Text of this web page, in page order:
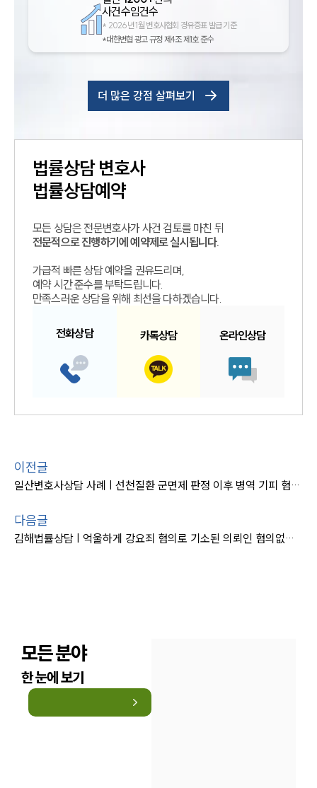
사건수임건수
* 2026년 1월 변호사협회 경유증표 발급 기준
*대한변협 광고 규정 제4조 제1호 준수
더 많은 강점 살펴보기
법률상담변호사
법률상담예약
모든 상담은 전문변호사가 사건 검토를 마친 뒤
전문적으로 진행하기에 예약제로 실시됩니다.
가급적 빠른 상담 예약을 권유드리며,
예약 시간 준수를 부탁드립니다.
만족스러운 상담을 위해 최선을 다하겠습니다.
전화상담 카톡상담 온라인상담
이전글
일산변호사상담 사례 | 선천질환 군면제 판정 이후 병역 기피 혐의 받았으나 ‘혐의없음’
다음글
김해법률상담 | 억울하게 강요죄 혐의로 기소된 의뢰인 혐의없음을 입증해 “불송치 처분”
모든 분야
한 눈에 보기